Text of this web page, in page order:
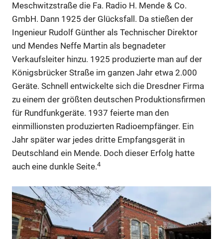
Anzeige
Anzeige
Anzeige
Meschwitzstraße die Fa. Radio H. Mende & Co.
GmbH. Dann 1925 der Glücksfall. Da stießen der
Ingenieur Rudolf Günther als Technischer Direktor
und Mendes Neffe Martin als begnadeter
Verkaufsleiter hinzu. 1925 produzierte man auf der
Königsbrücker Straße im ganzen Jahr etwa 2.000
Geräte. Schnell entwickelte sich die Dresdner Firma
zu einem der größten deutschen Produktionsfirmen
für Rundfunkgeräte. 1937 feierte man den
einmillionsten produzierten Radioempfänger. Ein
Jahr später war jedes dritte Empfangsgerät in
Deutschland ein Mende. Doch dieser Erfolg hatte
auch eine dunkle Seite.4